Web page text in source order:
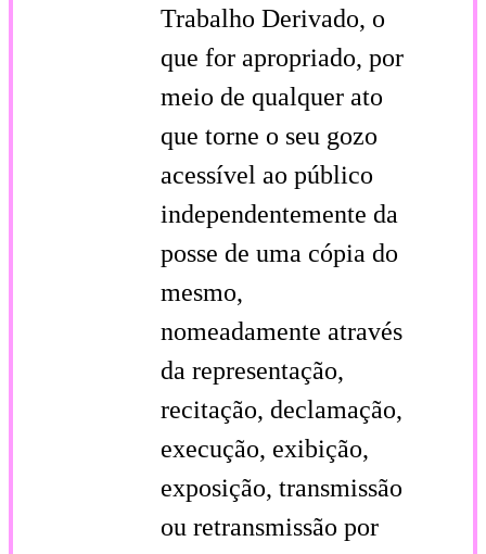
Trabalho Derivado, o
que for apropriado, por
meio de qualquer ato
que torne o seu gozo
acessível ao público
independentemente da
posse de uma cópia do
mesmo,
nomeadamente através
da representação,
recitação, declamação,
execução, exibição,
exposição, transmissão
ou retransmissão por